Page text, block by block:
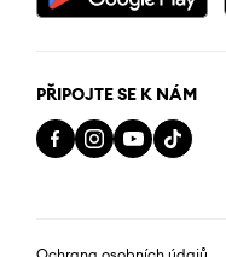
PŘIPOJTE SE K NÁM